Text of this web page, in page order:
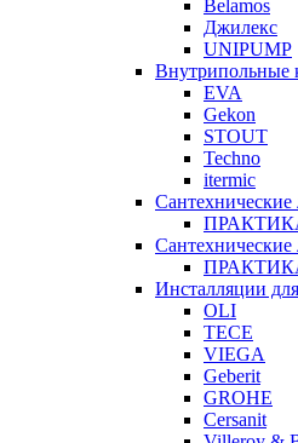
Belamos
Джилекс
UNIPUMP
Внутрипольные
EVA
Gekon
STOUT
Techno
itermic
Инсталляции
OLI
TECE
VIEGA
Geberit
GROHE
Cersanit